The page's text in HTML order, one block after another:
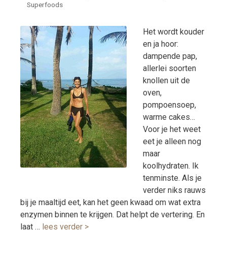
Superfoods
Het wordt kouder
en ja hoor:
dampende pap,
allerlei soorten
knollen uit de
oven,
pompoensoep,
warme cakes…
Voor je het weet
eet je alleen nog
maar
koolhydraten. Ik
tenminste. Als je
verder niks rauws
bij je maaltijd eet, kan het geen kwaad om wat extra
enzymen binnen te krijgen. Dat helpt de vertering. En
laat … lees verder >